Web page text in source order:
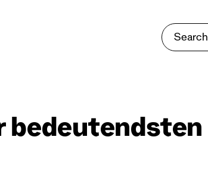
Search
bedeutendsten